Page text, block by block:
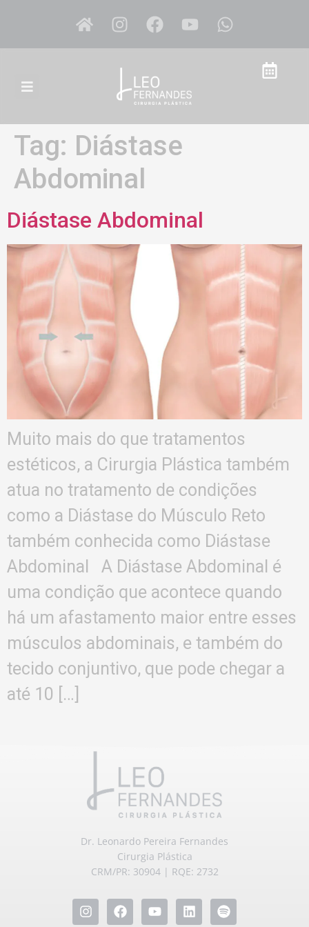
Tag: Diástase
Abdominal
Diástase Abdominal
Muito mais do que tratamentos
estéticos, a Cirurgia Plástica também
atua no tratamento de condições
como a Diástase do Músculo Reto
também conhecida como Diástase
Abdominal A Diástase Abdominal é
uma condição que acontece quando
há um afastamento maior entre esses
músculos abdominais, e também do
tecido conjuntivo, que pode chegar a
até 10 […]
Dr. Leonardo Pereira Fernandes
Cirurgia Plástica
CRM/PR: 30904 | RQE: 2732